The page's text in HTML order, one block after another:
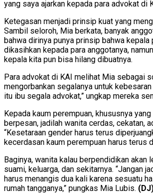
yang saya ajarkan kepada para advokat di
Ketegasan menjadi prinsip kuat yang
Sambil seloroh, Mia berkata, banyak
bahwa dirinya punya prinsip bahwa kepala
dikasihkan kepada para anggotanya,
kepala kita pun bisa hilang dibuatnya.
Para advokat di KAI melihat Mia sebagai
mengorbankan segalanya untuk
itu ibu segala advokat,” ungkap mereka
Kepada kaum perempuan, khususnya
berpesan, jadilah wanita cerdas, cekatan,
“Kesetaraan gender harus terus
kecerdasan kaum perempuan harus terus
Baginya, wanita kalau berpendidikan akan
suami, keluarga, dan sekitarnya. “Jangan
harus menangis dua kali karena sesuatu
rumah tangganya,” pungkas Mia Lubis.